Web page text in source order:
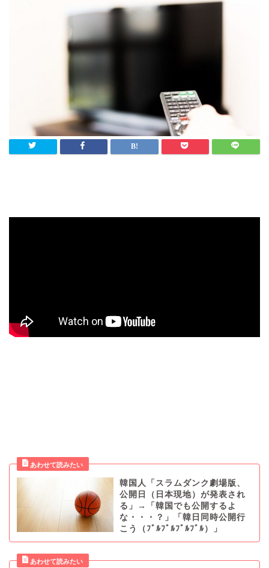
韓国人「スラムダンク劇場版、
公開日（日本現地）が発表され
る」→「韓国でも公開するよ
な・・・？」「韓日同時公開行
こう（ﾌﾞﾙﾌﾞﾙﾌﾞﾙﾌﾞﾙ）」